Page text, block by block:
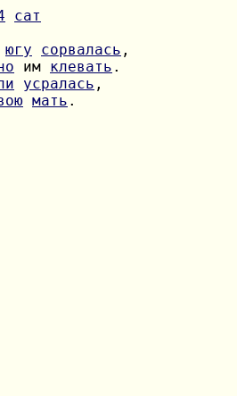
сат
югу сорвалась
им клевать
усралась
мать .